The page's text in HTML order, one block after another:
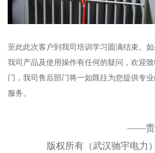
至此此次客户到我司培训学习圆满结束。
我司产品及使用操作有任何的疑问，欢迎
门，我司售后部门将一如既往为您提供专
服务。
——责
版权所有（武汉驰宇电力